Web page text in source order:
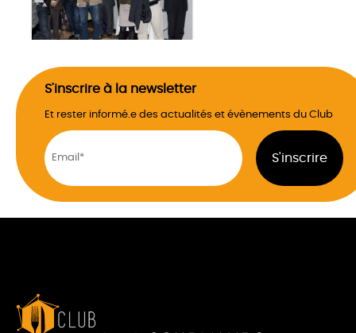
S'inscrire à la newsletter
Et rester informé.e des actualités et évènements du Club